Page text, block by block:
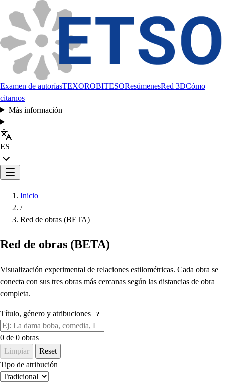
Examen de autoríasTEXOROBITESOResúmenesRed 3DCómo
citarnos
Más información
ES
Inicio
/
Red de obras (BETA)
Red de obras (BETA)
Visualización experimental de relaciones estilométricas. Cada obra se
conecta con sus tres obras más cercanas según las distancias de obra
completa.
Título, género y atribuciones ?
0 de 0 obras
Limpiar
Reset
Tipo de atribución